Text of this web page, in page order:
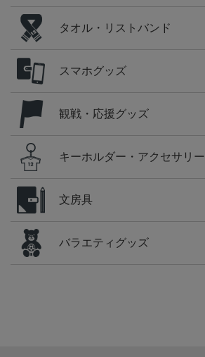
タオル・リストバンド
スマホグッズ
観戦・応援グッズ
キーホルダー・アクセサリー
文房具
バラエティグッズ